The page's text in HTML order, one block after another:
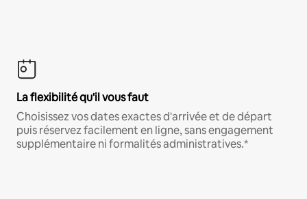
La flexibilité qu'il vous faut
Choisissez vos dates exactes d'arrivée et de départ
puis réservez facilement en ligne, sans engagement
supplémentaire ni formalités administratives.*